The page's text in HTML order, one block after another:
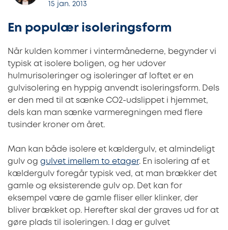
15 jan. 2013
En populær isoleringsform
Når kulden kommer i vintermånederne, begynder vi
typisk at isolere boligen, og her udover
hulmurisoleringer og isoleringer af loftet er en
gulvisolering en hyppig anvendt isoleringsform. Dels
er den med til at sænke CO2-udslippet i hjemmet,
dels kan man sænke varmeregningen med flere
tusinder kroner om året.
Man kan både isolere et kældergulv, et almindeligt
gulv og gulvet imellem to etager. En isolering af et
kældergulv foregår typisk ved, at man brækker det
gamle og eksisterende gulv op. Det kan for
eksempel være de gamle fliser eller klinker, der
bliver brækket op. Herefter skal der graves ud for at
gøre plads til isoleringen. I dag er gulvet